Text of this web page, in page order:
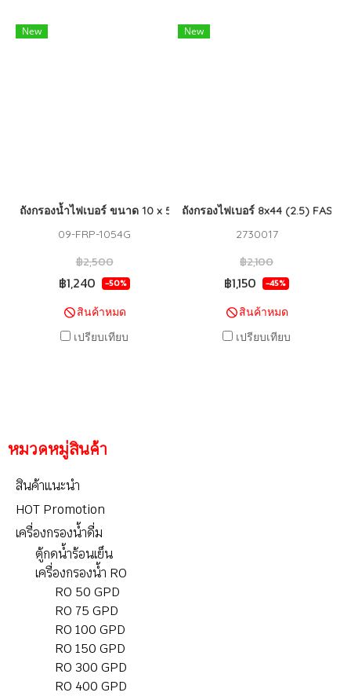
New
ถังกรองน้ำไฟเบอร์ ขนาด 10 x 54 WAVE (GREY)
09-FRP-1054G
฿2,500
฿1,240 -50%
สินค้าหมด
เปรียบเทียบ
New
ถังกรองไฟเบอร์ 8x44 (2.5) FAST
2730017
฿2,100
฿1,150 -45%
สินค้าหมด
เปรียบเทียบ
หมวดหมู่สินค้า
สินค้าแนะนำ
HOT Promotion
เครื่องกรองน้ำดื่ม
ตู้กดน้ำร้อนเย็น
เครื่องกรองน้ำ RO
RO 50 GPD
RO 75 GPD
RO 100 GPD
RO 150 GPD
RO 300 GPD
RO 400 GPD